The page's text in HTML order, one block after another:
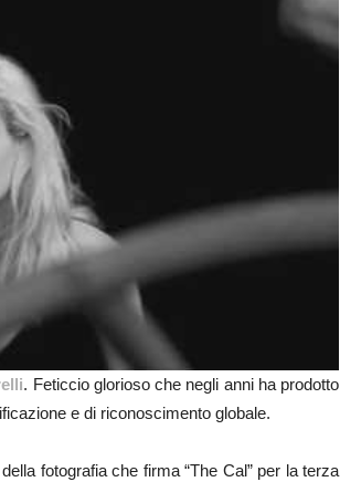
. Feticcio glorioso che negli anni ha prodotto
e di riconoscimento globale.
fotografia che firma “The Cal” per la terza